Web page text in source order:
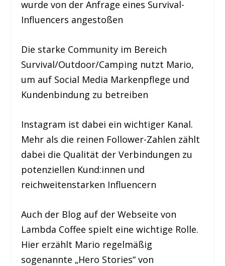
wurde von der Anfrage eines Survival-
Influencers angestoßen
Die starke Community im Bereich
Survival/Outdoor/Camping nutzt Mario,
um auf Social Media Markenpflege und
Kundenbindung zu betreiben
Instagram ist dabei ein wichtiger Kanal.
Mehr als die reinen Follower-Zahlen zählt
dabei die Qualität der Verbindungen zu
potenziellen Kund:innen und
reichweitenstarken Influencern
Auch der Blog auf der Webseite von
Lambda Coffee spielt eine wichtige Rolle.
Hier erzählt Mario regelmäßig
sogenannte „Hero Stories“ von